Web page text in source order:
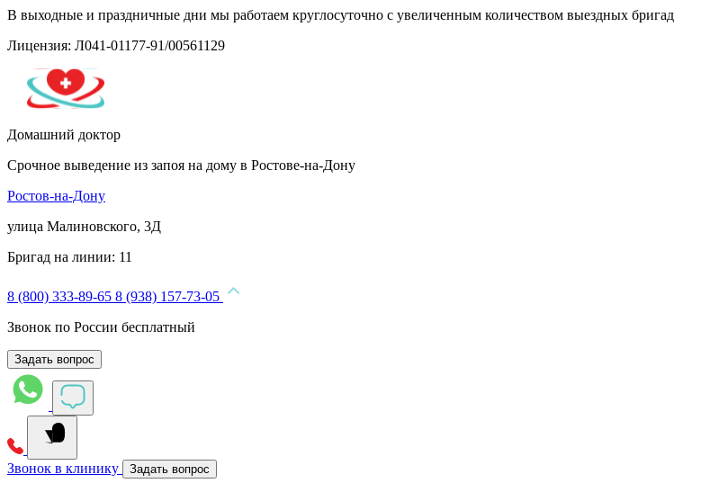
В выходные и праздничные дни мы работаем круглосуточно с увеличенным количеством выездных бригад
Лицензия: Л041-01177-91/00561129
Домашний доктор
Срочное выведение из запоя на дому в Ростове-на-Дону
Ростов-на-Дону
улица Малиновского, 3Д
Бригад на линии: 11
8 (800) 333-89-65 8 (938) 157-73-05
Звонок по России бесплатный
Задать вопрос
Звонок в клинику Задать вопрос